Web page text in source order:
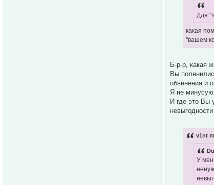
Для
какая
"вашем
Б-р-р, какая
Вы
обвинения и
Я не минусую
И где это Вы
v1nt
У